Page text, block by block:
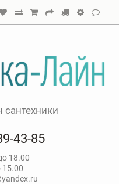
сантехники
43-85
18.00
15.00